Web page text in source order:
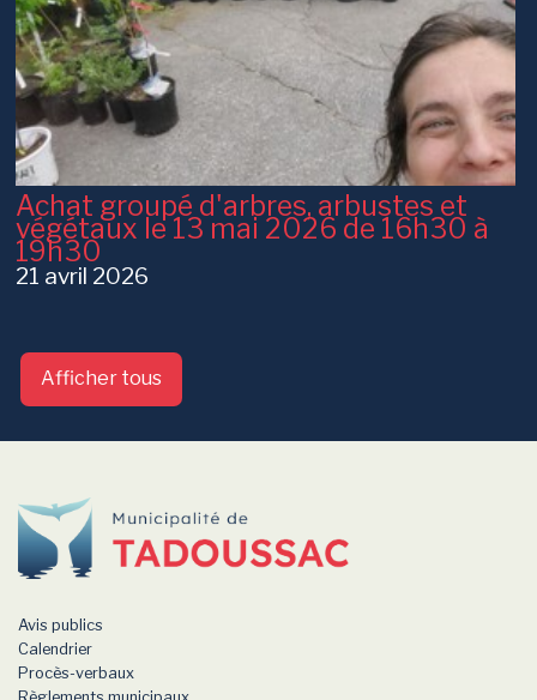
Achat groupé d'arbres, arbustes et
végétaux le 13 mai 2026 de 16h30 à
19h30
21 avril 2026
Afficher tous
Avis publics
Calendrier
Procès-verbaux